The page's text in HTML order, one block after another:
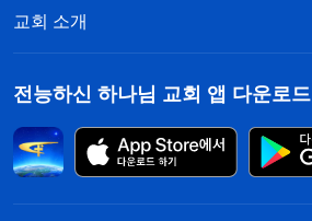
교회 소개
전능하신 하나님 교회 앱 다운로드